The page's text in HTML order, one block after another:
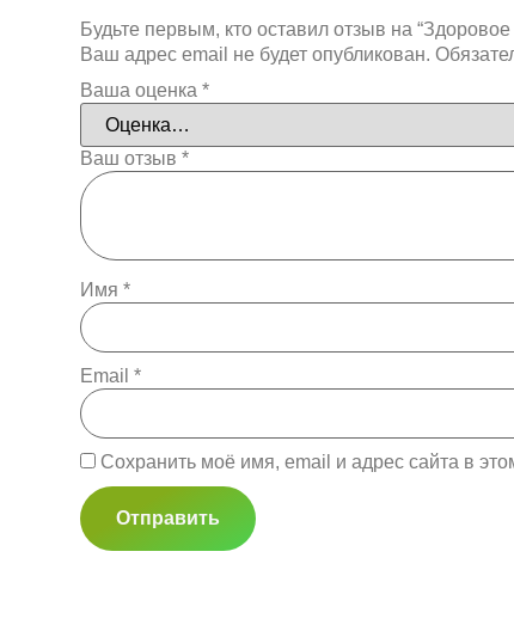
Будьте первым, кто оставил отзыв на “Здоровое
Ваш адрес email не будет опубликован.
Ваша оценка *
Ваш отзыв *
Имя *
Email *
Сохранить моё имя, email и адрес сайта в